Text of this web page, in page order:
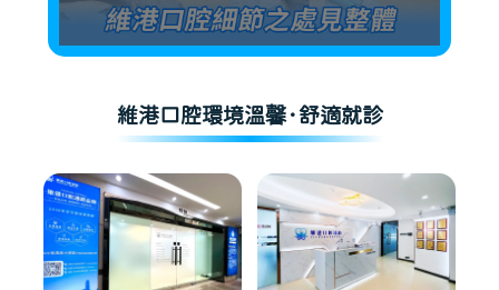
維港口腔環境溫馨·舒適就診